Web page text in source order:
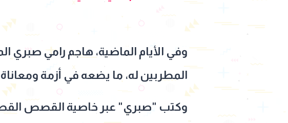
وفي الأيام الماضية، هاجم رامي صبري
المطربين له، ما يضعه في أزمة
وكتب "صبري" عبر خاصية القصص